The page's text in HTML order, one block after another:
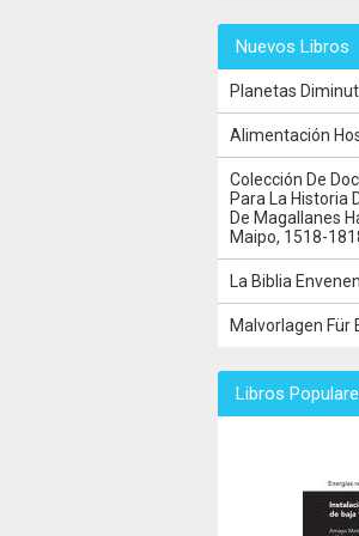
Nuevos Libros
Planetas
Alimentación
Colección De
Para La Historia
De Magallanes
Maipo, 1518-
La Biblia
Malvorlagen Für
Libros